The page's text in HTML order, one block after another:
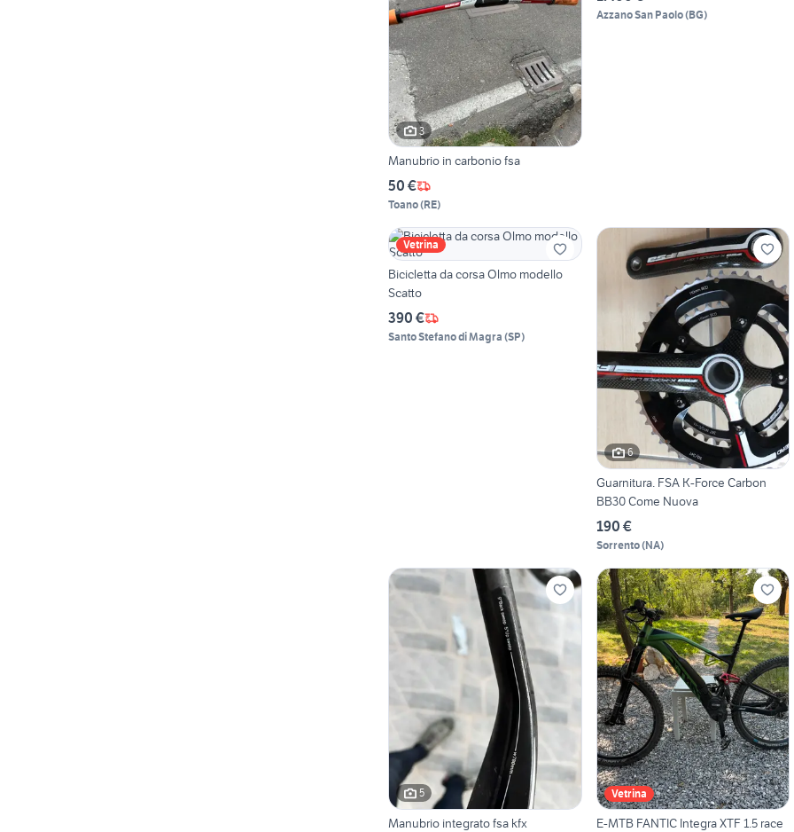
3
Manubrio in carbonio fsa
50 €
Toano(RE)
Azzano San Paolo(BG)
Vetrina
Bicicletta da corsa Olmo modello
Scatto
390 €
Santo Stefano di Magra (SP)
6
Guarnitura. FSA K-Force Carbon
BB30 Come Nuova
190 €
Sorrento(NA)
5
Manubrio integrato fsa kfx
Vetrina
E-MTB FANTIC Integra XTF 1.5 race